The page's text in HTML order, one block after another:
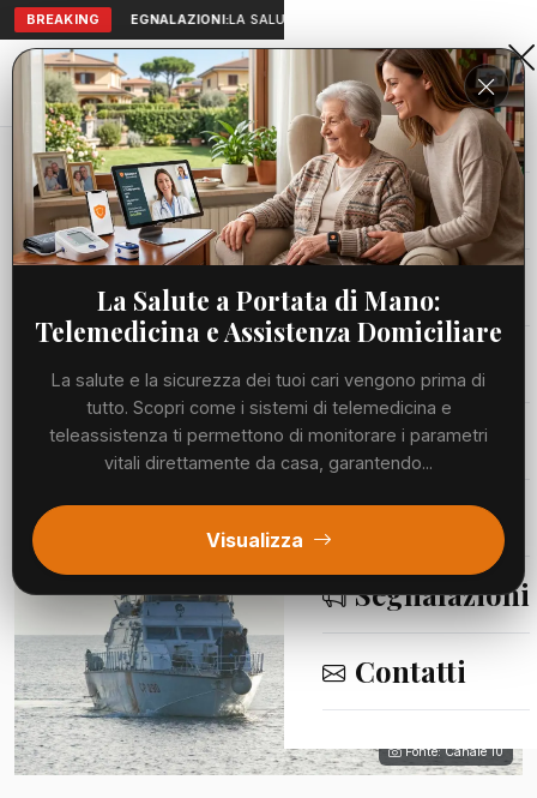
BREAKING SEGNALAZIONI:LA SALUTE A PORTATA DI MANO:
Aranova • NET
PORTALE UTILE AL TERRITORIO
Home
Cronaca
Viabilità
Utilità
Meteo
Eventi
Segnalazioni
Contatti
Cronaca Centri migranti in Albania, verso l'ok della...
CRONACA
Centri migranti in Albania, verso
l'ok della Corte UE ma a una
condizione: "Garantire i diritti"
GIOVEDÌ, 11 GIUGNO 2026 54 LETTURE 1 MIN DI LETTURA
Fonte: Canale 10
La Salute a Portata di Mano:
Telemedicina e Assistenza Domiciliare
La salute e la sicurezza dei tuoi cari vengono prima di
tutto. Scopri come i sistemi di telemedicina e
teleassistenza ti permettono di monitorare i parametri
vitali direttamente da casa, garantendo...
Visualizza